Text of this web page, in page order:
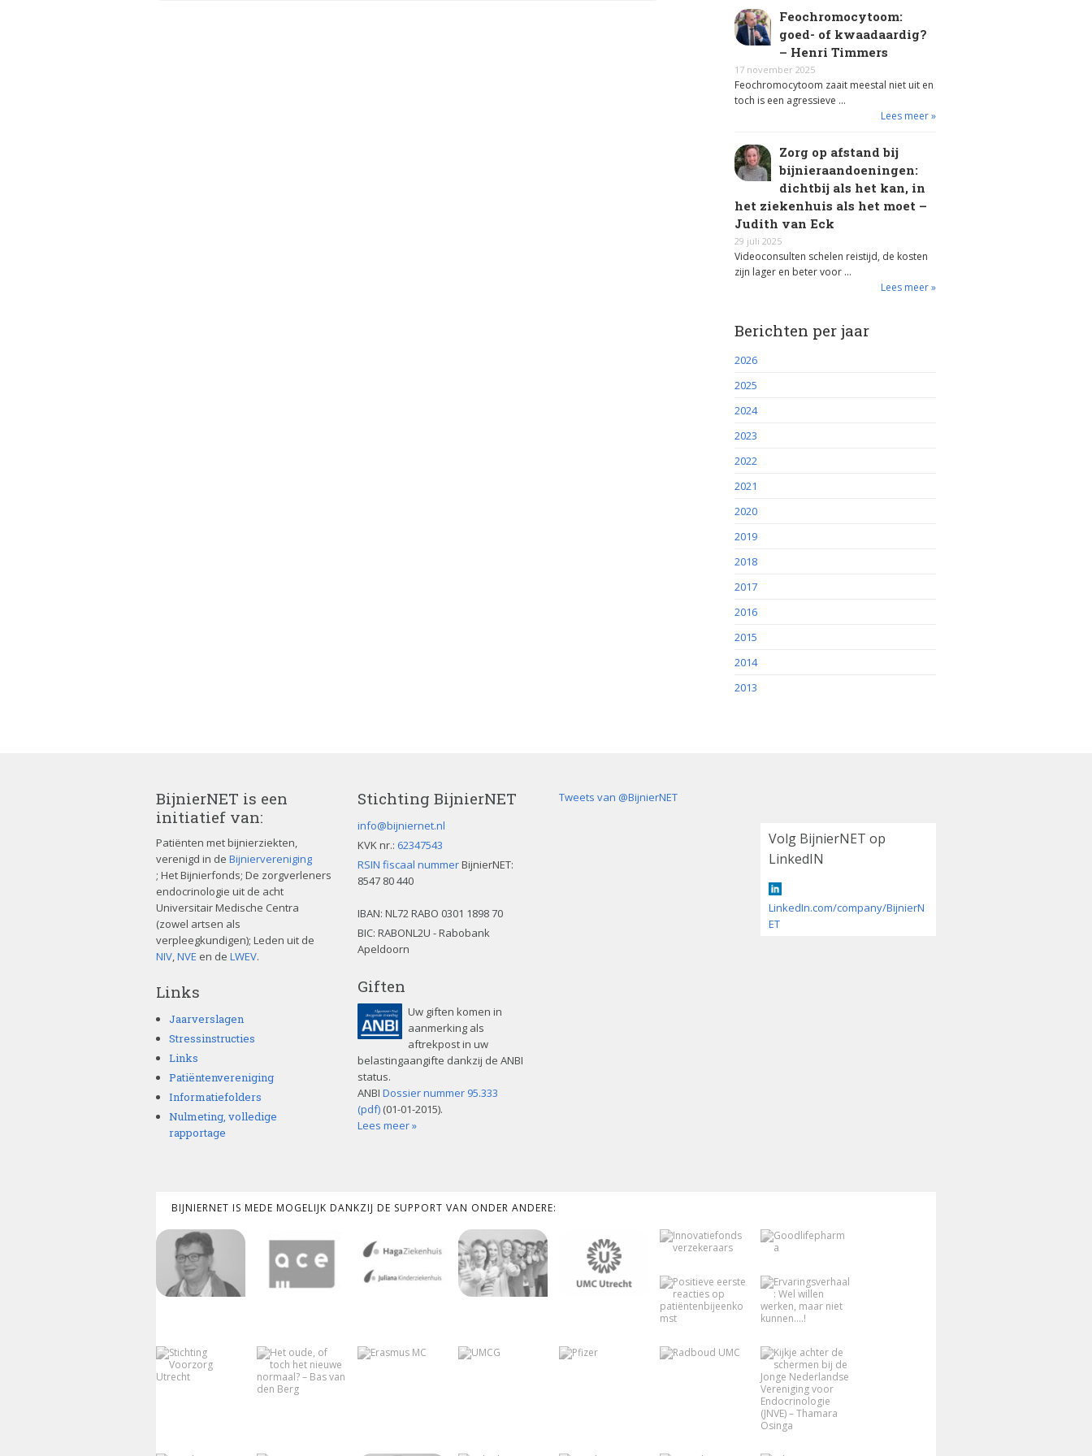
Feochromocytoom:
goed- of kwaadaardig?
– Henri Timmers
17 november 2025
Feochromocytoom zaait meestal niet uit en
toch is een agressieve …
Lees meer »
Zorg op afstand bij
bijnieraandoeningen:
dichtbij als het kan, in
het ziekenhuis als het moet –
Judith van Eck
29 juli 2025
Videoconsulten schelen reistijd, de kosten
zijn lager en beter voor …
Lees meer »
Berichten per jaar
2026
2025
2024
2023
2022
2021
2020
2019
2018
2017
2016
2015
2014
2013
BijnierNET is een
initiatief van:
Patiënten met bijnierziekten,
verenigd in de Bijniervereniging
; Het Bijnierfonds; De zorgverleners
endocrinologie uit de acht
Universitair Medische Centra
(zowel artsen als
verpleegkundigen); Leden uit de
NIV,NVE en de LWEV.
Links
Jaarverslagen
Stressinstructies
Links
Patiëntenvereniging
Informatiefolders
Nulmeting, volledige
rapportage
Stichting BijnierNET
info@bijniernet.nl
KVK nr.: 62347543
RSIN fiscaal nummerBijnierNET:
8547 80 440
IBAN: NL72 RABO 0301 1898 70
BIC: RABONL2U - Rabobank
Apeldoorn
Giften
Uw giften komen in
aanmerking als
aftrekpost in uw
belastingaangifte dankzij de ANBI
status.
ANBI Dossier nummer 95.333
(pdf) (01-01-2015).
Lees meer »
Tweets van @BijnierNET
Volg BijnierNET op
LinkedIN
LinkedIn.com/company/BijnierN
ET
BIJNIERNET IS MEDE MOGELIJK DANKZIJ DE SUPPORT VAN ONDER ANDERE: